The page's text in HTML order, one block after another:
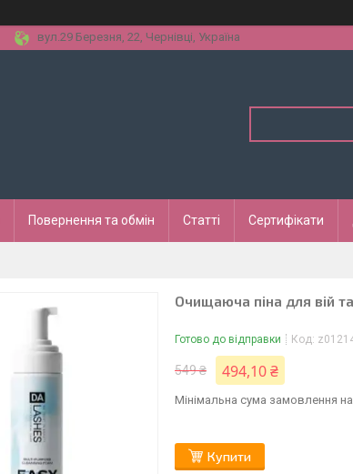
вул.29 Березня, 22, Чернівці, Україна
Повернення та обмін Статті Сертифікати
Очищаюча піна для вій
Готово до відправки Код:
549 ₴ 494,10 ₴
Мінімальна сума замовлення
Купити